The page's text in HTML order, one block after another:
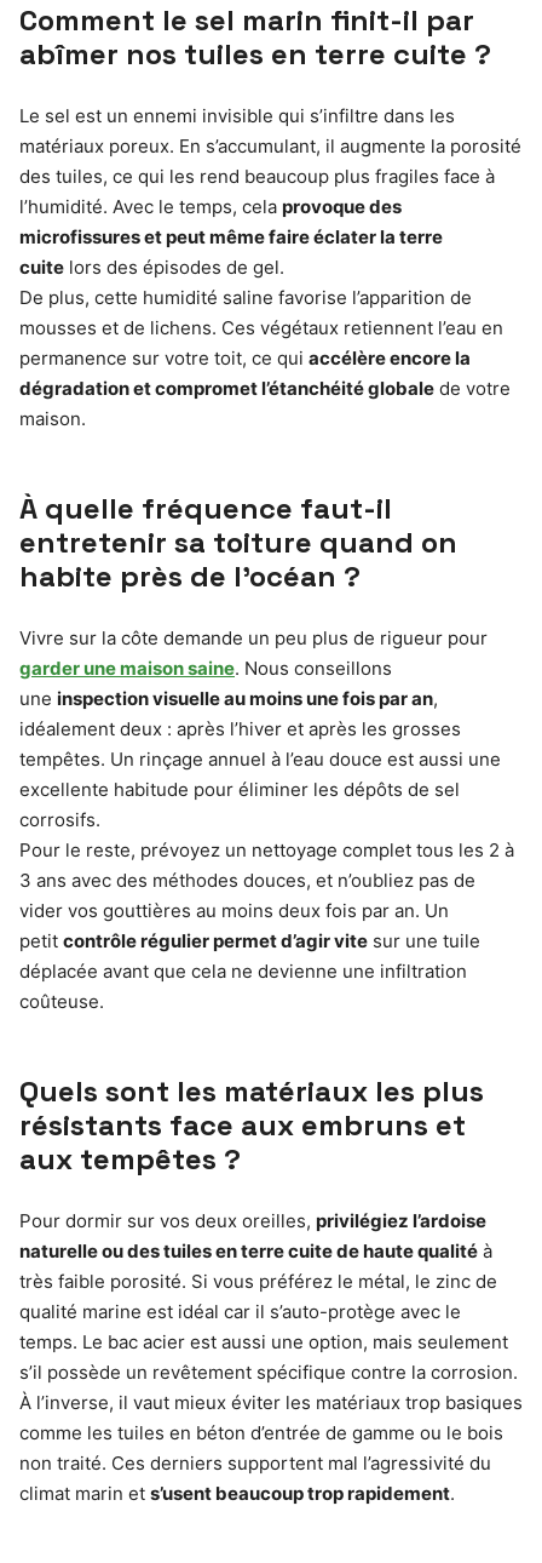
Comment le sel marin finit-il par
abîmer nos tuiles en terre cuite ?
Le sel est un ennemi invisible qui s’infiltre dans les
matériaux poreux. En s’accumulant, il augmente la porosité
des tuiles, ce qui les rend beaucoup plus fragiles face à
l’humidité. Avec le temps, cela provoque des
microfissures et peut même faire éclater la terre
cuite lors des épisodes de gel.
De plus, cette humidité saline favorise l’apparition de
mousses et de lichens. Ces végétaux retiennent l’eau en
permanence sur votre toit, ce qui accélère encore la
dégradation et compromet l’étanchéité globale de votre
maison.
À quelle fréquence faut-il
entretenir sa toiture quand on
habite près de l’océan ?
Vivre sur la côte demande un peu plus de rigueur pour
garder une maison saine. Nous conseillons
une inspection visuelle au moins une fois par an,
idéalement deux : après l’hiver et après les grosses
tempêtes. Un rinçage annuel à l’eau douce est aussi une
excellente habitude pour éliminer les dépôts de sel
corrosifs.
Pour le reste, prévoyez un nettoyage complet tous les 2 à
3 ans avec des méthodes douces, et n’oubliez pas de
vider vos gouttières au moins deux fois par an. Un
petit contrôle régulier permet d’agir vite sur une tuile
déplacée avant que cela ne devienne une infiltration
coûteuse.
Quels sont les matériaux les plus
résistants face aux embruns et
aux tempêtes ?
Pour dormir sur vos deux oreilles, privilégiez l’ardoise
naturelle ou des tuiles en terre cuite de haute qualité à
très faible porosité. Si vous préférez le métal, le zinc de
qualité marine est idéal car il s’auto-protège avec le
temps. Le bac acier est aussi une option, mais seulement
s’il possède un revêtement spécifique contre la corrosion.
À l’inverse, il vaut mieux éviter les matériaux trop basiques
comme les tuiles en béton d’entrée de gamme ou le bois
non traité. Ces derniers supportent mal l’agressivité du
climat marin et s’usent beaucoup trop rapidement.